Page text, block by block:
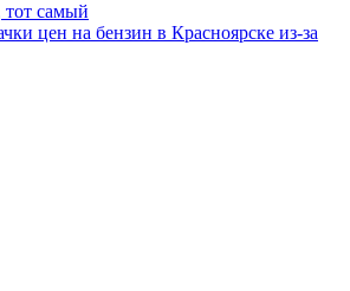
самый
цен на бензин в Красноярске из-за